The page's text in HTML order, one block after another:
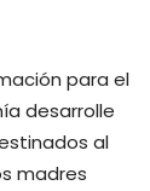
para el
desarrolle
al
madres